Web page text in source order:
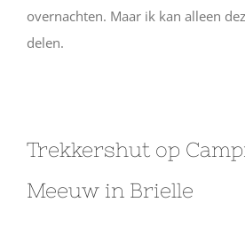
overnachten. Maar ik kan alleen
delen.
Trekkershut op
Meeuw in Brielle